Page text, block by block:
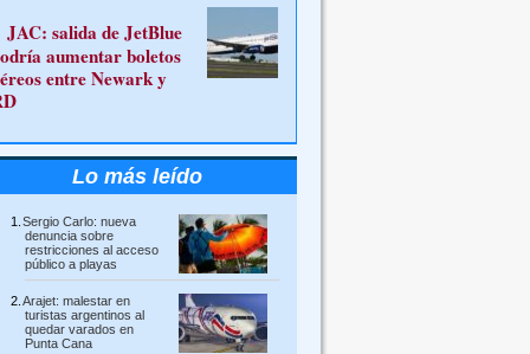
JAC: salida de JetBlue
aumentar boletos
entre Newark y
Lo más leído
Sergio Carlo: nueva
denuncia sobre
restricciones al acceso
público a playas
Arajet: malestar en
turistas argentinos al
quedar varados en
Punta Cana